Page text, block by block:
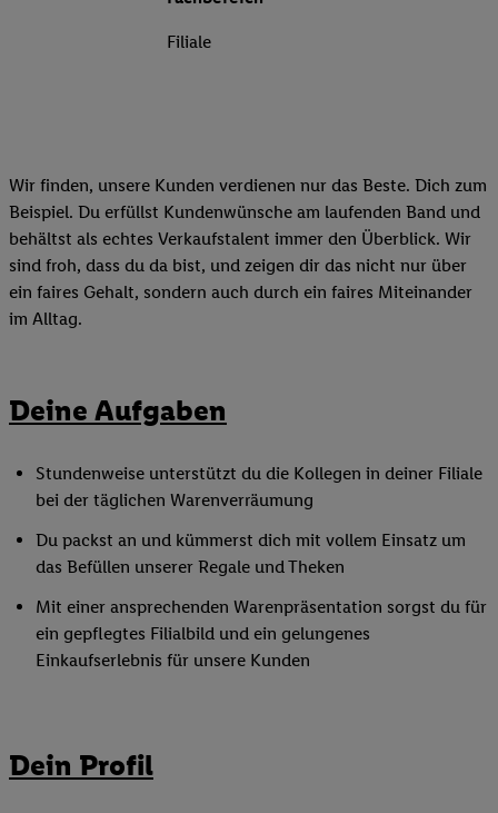
Filiale
Wir finden, unsere Kunden verdienen nur das Beste. Dich zum
Beispiel. Du erfüllst Kundenwünsche am laufenden Band und
behältst als echtes Verkaufstalent immer den Überblick. Wir
sind froh, dass du da bist, und zeigen dir das nicht nur über
ein faires Gehalt, sondern auch durch ein faires Miteinander
im Alltag.
Deine Aufgaben
Stundenweise unterstützt du die Kollegen in deiner Filiale
bei der täglichen Warenverräumung
Du packst an und kümmerst dich mit vollem Einsatz um
das Befüllen unserer Regale und Theken
Mit einer ansprechenden Warenpräsentation sorgst du für
ein gepflegtes Filialbild und ein gelungenes
Einkaufserlebnis für unsere Kunden
Dein Profil